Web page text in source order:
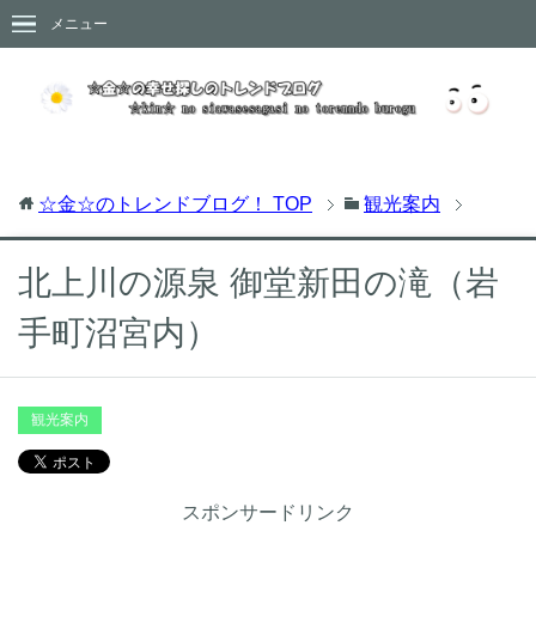
メニュー
☆金☆のトレンドブログ！ TOP 観光案内
北上川の源泉 御堂新田の滝（岩
手町沼宮内）
観光案内
スポンサードリンク